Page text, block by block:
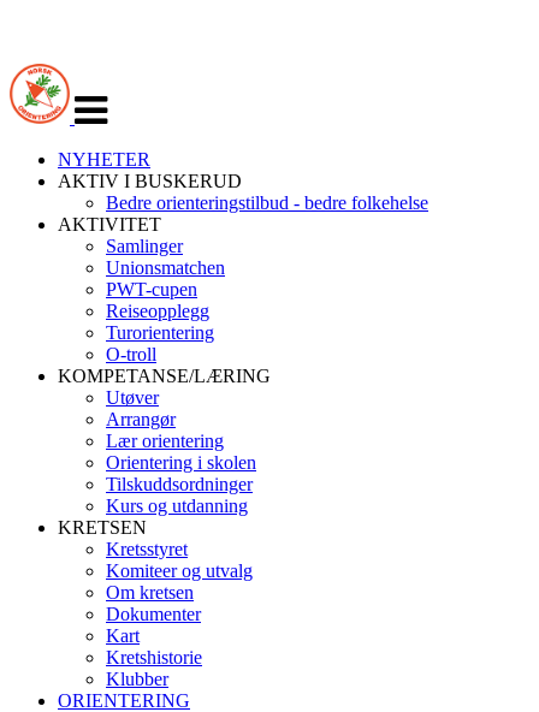
navigasjon
NYHETER
AKTIV I BUSKERUD
Bedre orienteringstilbud - bedre folkehelse
AKTIVITET
Samlinger
Unionsmatchen
PWT-cupen
Reiseopplegg
Turorientering
O-troll
KOMPETANSE/LÆRING
Utøver
Arrangør
Lær orientering
Orientering i skolen
Tilskuddsordninger
Kurs og utdanning
KRETSEN
Kretsstyret
Komiteer og utvalg
Om kretsen
Dokumenter
Kart
Kretshistorie
Klubber
ORIENTERING